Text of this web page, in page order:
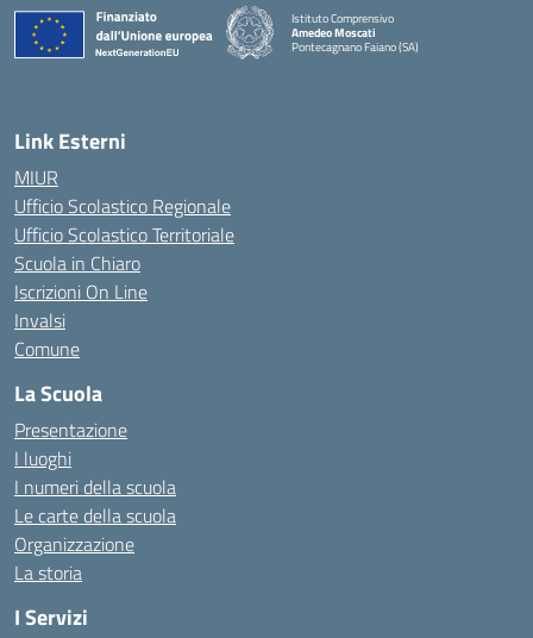
Istituto Comprensivo
Amedeo Moscati
Pontecagnano Faiano (SA)
— Visita la pagina iniziale della scuola
Link Esterni
MIUR
Ufficio Scolastico Regionale
Ufficio Scolastico Territoriale
Scuola in Chiaro
Iscrizioni On Line
Invalsi
Comune
La Scuola
Presentazione
I luoghi
I numeri della scuola
Le carte della scuola
Organizzazione
La storia
I Servizi